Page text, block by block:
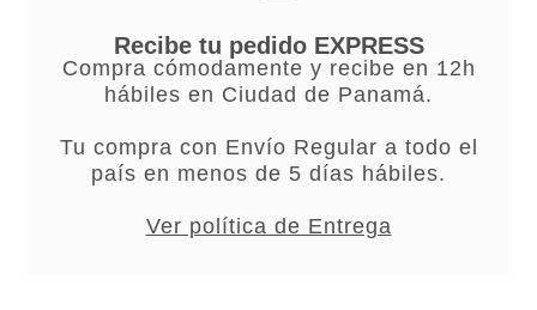
Recibe tu pedido EXPRESS
Compra cómodamente y recibe en 12h
hábiles en Ciudad de Panamá.
Tu compra con Envío Regular a todo el
país en menos de 5 días hábiles.
Ver política de Entrega